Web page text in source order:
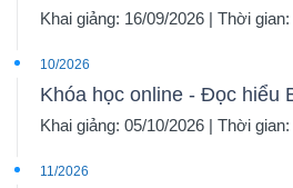
Khai giảng: 16/09/2026 | Thời
10/2026
Khóa học online - Đọc hiểu
Khai giảng: 05/10/2026 | Thời
11/2026